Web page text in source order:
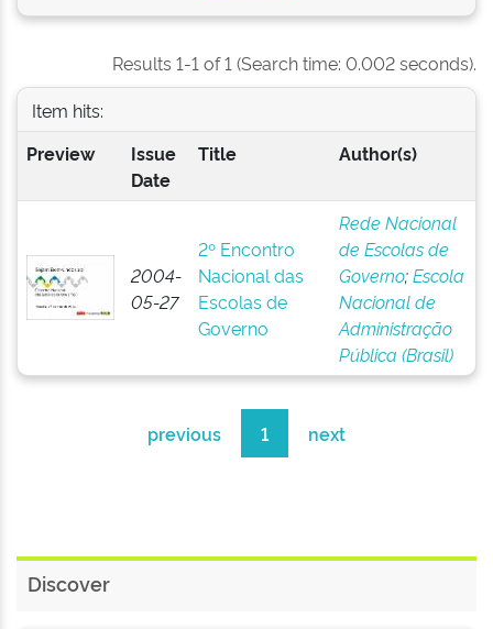
Results 1-1 of 1 (Search time: 0.002 seconds).
Item hits:
Preview
Issue
Date
Title Author(s)
2004-
05-27
2º Encontro
Nacional das
Escolas de
Governo
Rede Nacional
de Escolas de
Governo;Escola
Nacional de
Administração
Pública (Brasil)
previous 1 next
Discover